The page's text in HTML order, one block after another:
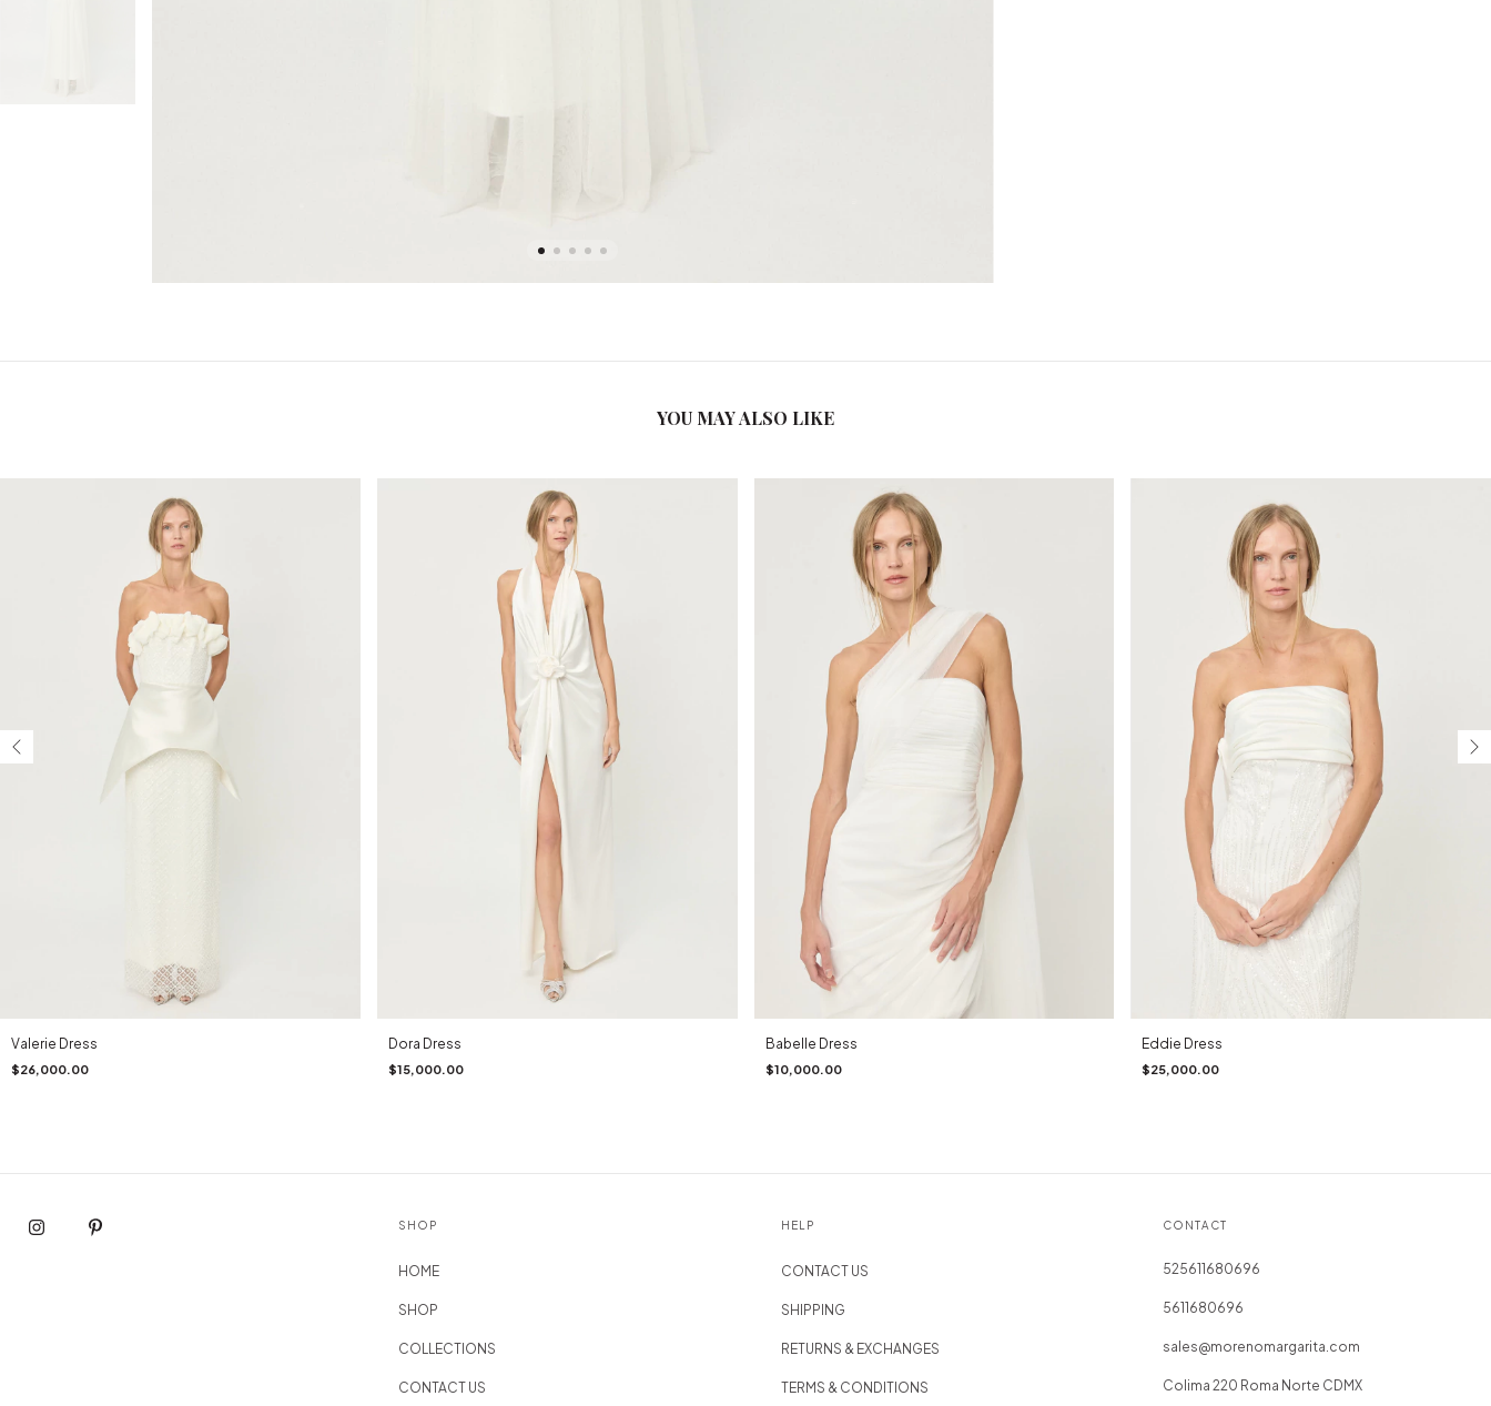
YOU MAY ALSO LIKE
Valerie Dress
$26,000.00
Dora Dress
$15,000.00
Babelle Dress
$10,000.00
Eddie Dress
$25,000.00
SHOP
HOME
SHOP
COLLECTIONS
CONTACT US
HELP
CONTACT US
SHIPPING
RETURNS & EXCHANGES
TERMS & CONDITIONS
CONTACT
525611680696
5611680696
sales@morenomargarita.com
Colima 220 Roma Norte CDMX